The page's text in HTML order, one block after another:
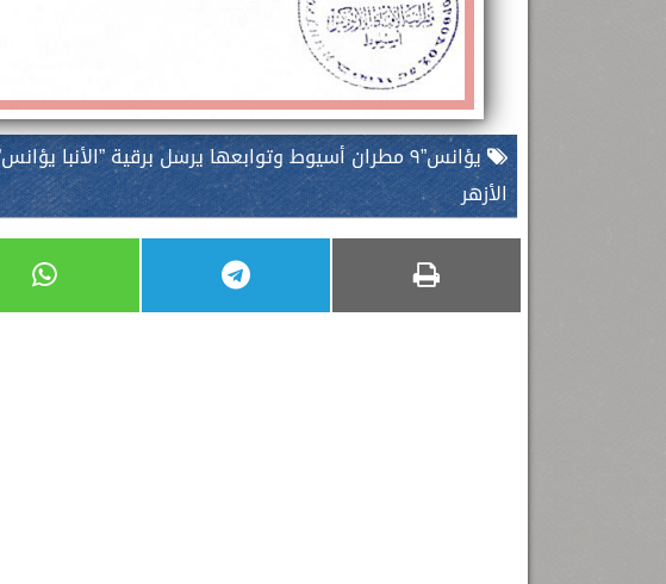
يؤانس”٩ مطران أسيوط وتوابعها يرسل برقية
الأزهر